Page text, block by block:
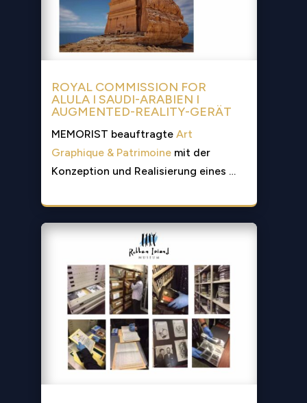
ROYAL COMMISSION FOR
ALULA I SAUDI-ARABIEN I
AUGMENTED-REALITY-GERÄT
MEMORIST beauftragte Art
Graphique & Patrimoinemit der
Konzeption und Realisierung eines …